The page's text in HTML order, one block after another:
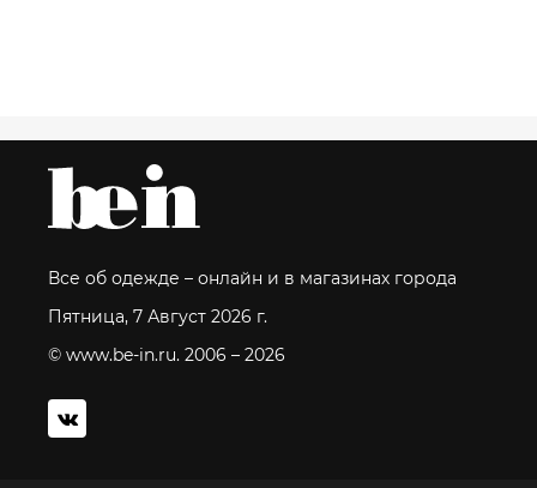
Все об одежде – онлайн и в магазинах города
Пятница, 7 Август 2026 г.
© www.be-in.ru. 2006 – 2026